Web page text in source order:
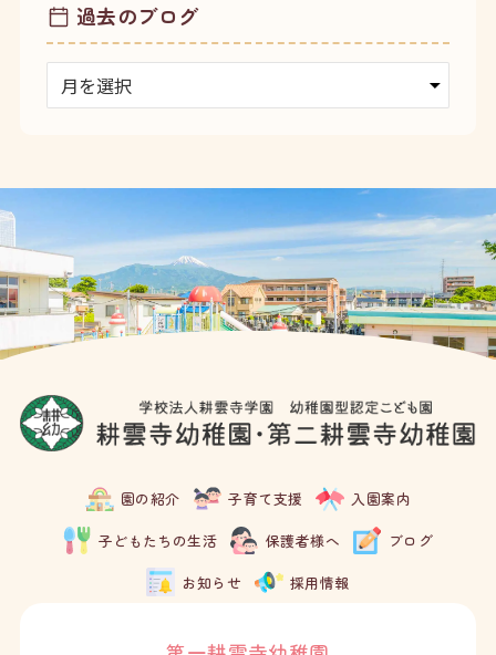
過去のブログ
ー
園の紹介 子育て支援
入園案内
子どもたちの生活
保護者様へ
ブログ
お知らせ
採用情報